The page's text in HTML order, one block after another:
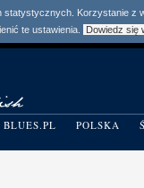
Korzystanie
te ustawienia.
Dowiedz się
BLUES.PL POLSKA